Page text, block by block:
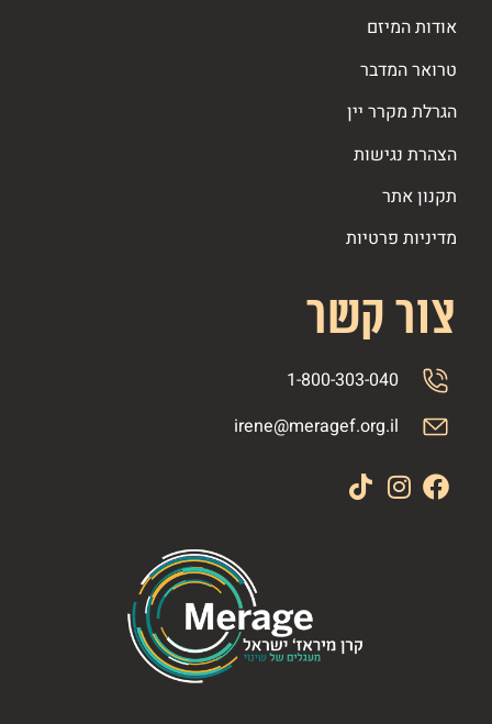
אודות המיזם
טרואר המדבר
הגרלת מקרר יין
הצהרת נגישות
תקנון אתר
מדיניות פרטיות
צור קשר
1-800-303-040
irene@meragef.org.il